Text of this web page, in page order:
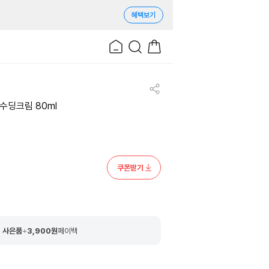
혜택보기
딩크림 80ml
쿠폰받기
사은품+3,900원페이백